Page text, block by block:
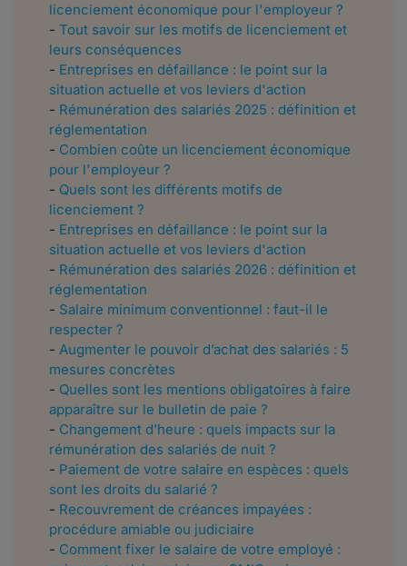
licenciement économique pour l'employeur ?
- Tout savoir sur les motifs de licenciement et
leurs conséquences
- Entreprises en défaillance : le point sur la
situation actuelle et vos leviers d'action
- Rémunération des salariés 2025 : définition et
réglementation
- Combien coûte un licenciement économique
pour l'employeur ?
- Quels sont les différents motifs de
licenciement ?
- Entreprises en défaillance : le point sur la
situation actuelle et vos leviers d'action
- Rémunération des salariés 2026 : définition et
réglementation
- Salaire minimum conventionnel : faut-il le
respecter ?
- Augmenter le pouvoir d’achat des salariés : 5
mesures concrètes
- Quelles sont les mentions obligatoires à faire
apparaître sur le bulletin de paie ?
- Changement d’heure : quels impacts sur la
rémunération des salariés de nuit ?
- Paiement de votre salaire en espèces : quels
sont les droits du salarié ?
- Recouvrement de créances impayées :
procédure amiable ou judiciaire
- Comment fixer le salaire de votre employé :